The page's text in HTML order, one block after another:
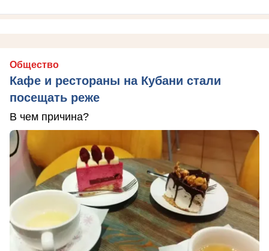
Общество
Кафе и рестораны на Кубани стали
посещать реже
В чем причина?